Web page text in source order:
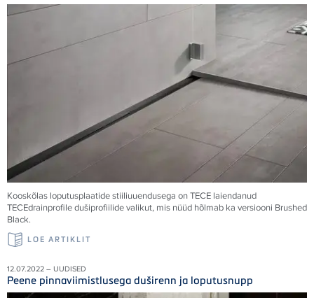
Kooskõlas loputusplaatide stiiliuuendusega onTECE laiendanud
TECEdrainprofile dušiprofiilide valikut, mis nüüd hõlmab ka versiooni Brushed
Black.
LOE ARTIKLIT
12.07.2022 – UUDISED
Peene pinnaviimistlusega duširenn ja loputusnupp